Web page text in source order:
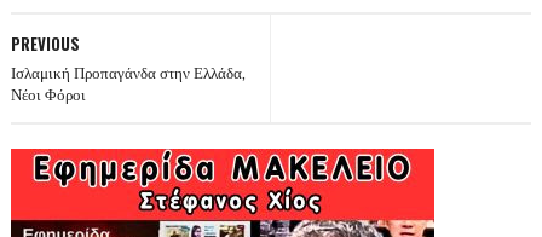
PREVIOUS
Ισλαμική Προπαγάνδα στην Ελλάδα,
Νέοι Φόροι